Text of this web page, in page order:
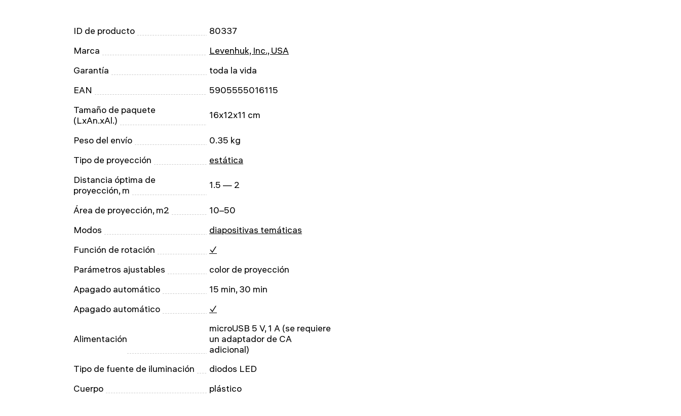
ID de producto
80337
Marca
Levenhuk, Inc., USA
Garantía
toda la vida
EAN
5905555016115
Tamaño de paquete
(LxAn.xAl.)
16x12x11 cm
Peso del envío
0.35 kg
Tipo de proyección
estática
Distancia óptima de
proyección, m
1.5 — 2
Área de proyección, m2
10–50
Modos
diapositivas temáticas
Función de rotación
✓
Parámetros ajustables
color de proyección
Apagado automático
15 min, 30 min
Apagado automático
✓
Alimentación
microUSB 5 V, 1 A (se requiere
un adaptador de CA
adicional)
Tipo de fuente de iluminación
diodos LED
Cuerpo
plástico